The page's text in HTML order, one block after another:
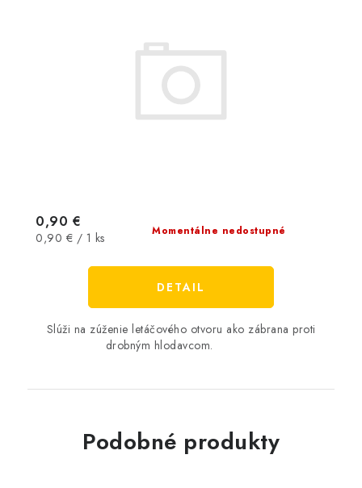
Momentálne nedostupné
0,90 €
Jednotková
0,90 € / 1 ks
DETAIL
Slúži na zúženie letáčového otvoru ako zábrana proti
drobným hlodavcom.
Podobné produkty